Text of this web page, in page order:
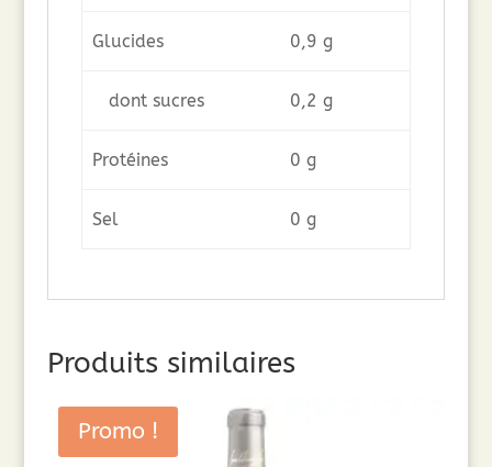
Glucides 0,9 g
dont sucres 0,2 g
Protéines 0 g
Sel 0 g
Produits similaires
Promo !